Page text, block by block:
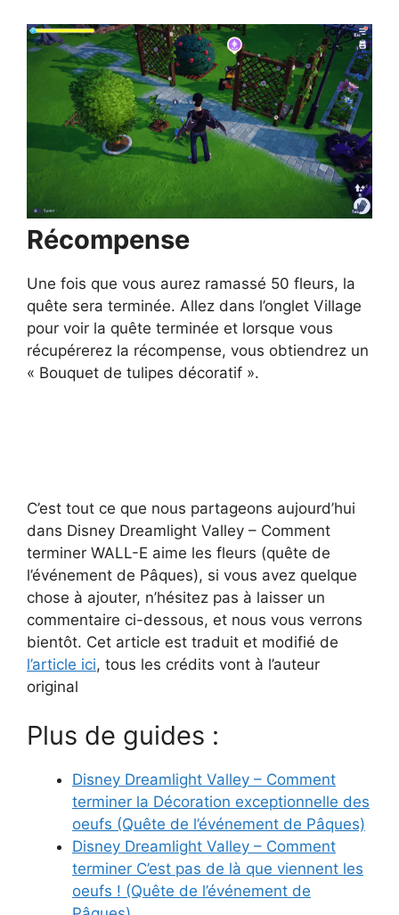
Récompense
Une fois que vous aurez ramassé 50 fleurs, la
quête sera terminée. Allez dans l’onglet Village
pour voir la quête terminée et lorsque vous
récupérerez la récompense, vous obtiendrez un
« Bouquet de tulipes décoratif ».
C’est tout ce que nous partageons aujourd’hui
dans Disney Dreamlight Valley – Comment
terminer WALL-E aime les fleurs (quête de
l’événement de Pâques), si vous avez quelque
chose à ajouter, n’hésitez pas à laisser un
commentaire ci-dessous, et nous vous verrons
bientôt. Cet article est traduit et modifié de
l’article ici, tous les crédits vont à l’auteur
original
Plus de guides :
Disney Dreamlight Valley – Comment
terminer la Décoration exceptionnelle des
oeufs (Quête de l’événement de Pâques)
Disney Dreamlight Valley – Comment
terminer C’est pas de là que viennent les
oeufs ! (Quête de l’événement de